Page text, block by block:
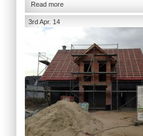
Read more
3rd Apr. 14